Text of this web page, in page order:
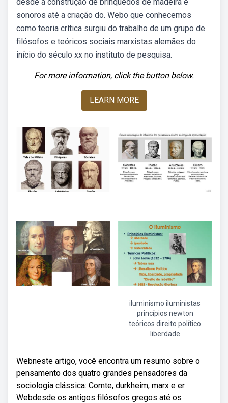
sonoros até a criação do. Webo que conhecemos
como teoria crítica surgiu do trabalho de um grupo de
filósofos e teóricos sociais marxistas alemães do
início do século xx no instituto de pesquisa.
For more information, click the button below.
LEARN MORE
iluminismo iluministas
princípios newton
teóricos direito político
liberdade
Webneste artigo, você encontra um resumo sobre o
pensamento dos quatro grandes pensadores da
sociologia clássica: Comte, durkheim, marx e er.
Webdesde os antigos filósofos gregos até os